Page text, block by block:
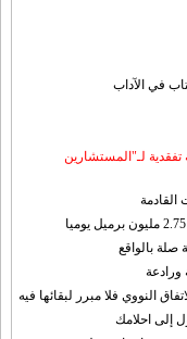
في الآداب
تفقدية لـ"المستشارين
القادمة
صلة بالواقع
ورادعة
النووي فلا مبرر لبقائها فيه
إلى احلامك